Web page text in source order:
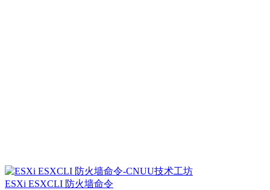
ESXi ESXCLI 防火墙命令